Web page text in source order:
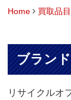
Home 買取品目
ブラン
リサイクルオ